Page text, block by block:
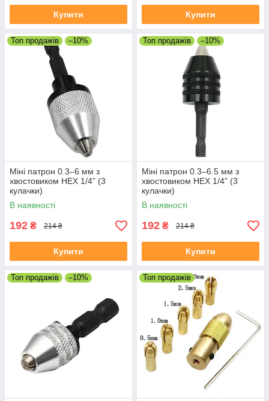
Купити Купити
Топ продажів –10%
Міні патрон 0.3–6 мм з
хвостовиком HEX 1/4” (3
кулачки)
В наявності
192 ₴ 214 ₴
Купити
Топ продажів –10%
Міні патрон 0.3–6.5 мм з
хвостовиком HEX 1/4” (3
кулачки)
В наявності
192 ₴ 214 ₴
Купити
Топ продажів –10% Топ продажів